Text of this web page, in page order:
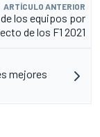
ARTÍCULO ANTERIOR
los equipos por
de los F1 2021
mejores